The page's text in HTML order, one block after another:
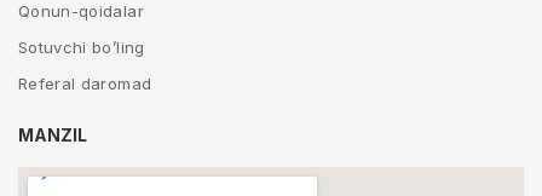
Qonun-qoidalar
Sotuvchi bo’ling
Referal daromad
MANZIL